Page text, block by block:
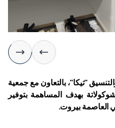
"تيكا"، بالتعاون مع جمعية
بهدف المساهمة بتوفير
العاصمة بيروت.